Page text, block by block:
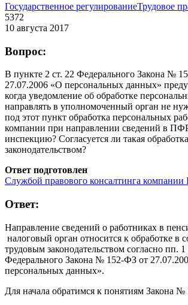
Государственное регулированиеТрудовое
5372
10 августа 2017
Вопрос:
В пункте 2 ст. 22 Федерального Закона №
27.07.2006 «О персональных данных»
когда уведомление об обработке
направлять в уполномоченный орган не
под этот пункт обработка персональных
компании при направлении сведений в
инспекцию? Согласуется ли такая
законодательством?
Ответ подготовлен
Службой правового консалтинга
Ответ:
Направление сведений о работниках в
налоговый орган относится к обработке в
трудовым законодательством согласно пп. 1
Федерального Закона № 152-ФЗ от
персональных данных».
Для начала обратимся к понятиям Закона